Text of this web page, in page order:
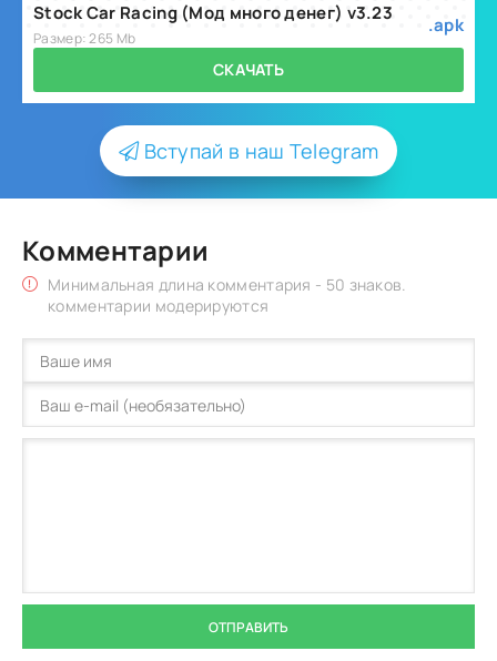
Stock Car Racing (Мод много денег) v3.23
Размер: 265 Mb
.apk
СКАЧАТЬ
Вступай в наш Telegram
Комментарии
Минимальная длина комментария - 50 знаков.
комментарии модерируются
ОТПРАВИТЬ